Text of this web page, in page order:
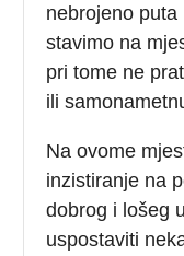
nebrojeno
stavimo na
pri tome ne
ili
Na ovome
inzistiranje na
dobrog i lošeg
uspostaviti